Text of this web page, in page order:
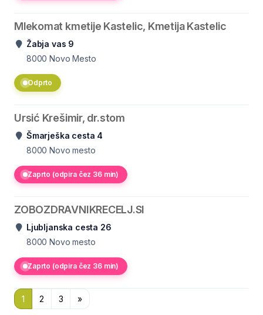
Mlekomat kmetije Kastelic, Kmetija Kastelic
Žabja vas 9
8000 Novo Mesto
Odprto
Ursić Krešimir, dr.stom
Šmarješka cesta 4
8000 Novo mesto
Zaprto (odpira čez 36 min)
ZOBOZDRAVNIKRECELJ.SI
Ljubljanska cesta 26
8000 Novo mesto
Zaprto (odpira čez 36 min)
1 2 3 »